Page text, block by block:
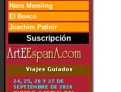
Hans Memling
El Bosco
Joachim Patinir
Suscripción